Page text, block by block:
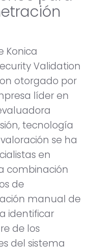
Konica
Validation
otorgado por
líder en
tecnología
se ha
en
combinación
de
manual de
identificar
de los
del sistema